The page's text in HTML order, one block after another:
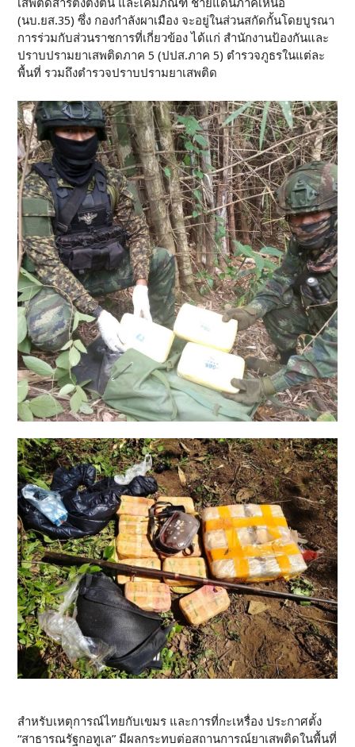
เสพติดสารตั้งตั้งตัน และเคมีภัณฑ์ ชายแดนภาคเหนือ
(นบ.ยส.35) ซึ่ง กองกำลังผาเมือง จะอยู่ในส่วนสกัดกั้นโดยบูรณา
การร่วมกับส่วนราชการที่เกี่ยวข้อง ได้แก่ สำนักงานป้องกันและ
ปราบปรามยาเสพติดภาค 5 (ปปส.ภาค 5) ตำรวจภูธรในแต่ละ
พื้นที่ รวมถึงตำรวจปราบปรามยาเสพติด
สำหรับเหตุการณ์ไทยกับเขมร และการที่กะเหรื่อง ประกาศตั้ง
“สาธารณรัฐกอทูเล” มีผลกระทบต่อสถานการณ์ยาเสพติดในพื้นที่